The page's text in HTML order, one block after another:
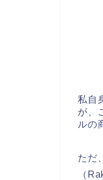
私自
が、
ルの
ただ
（